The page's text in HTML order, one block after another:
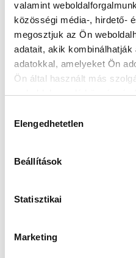
valamint
közösségi média-, hirdető-
megosztjuk az Ön
adatait, akik
adatokkal, amelyeket Ön
Ön által használt más
weboldalon való
kiválasztása
Elengedhetetlen
Beállítások
Statisztikai
Marketing
Elfogadom az